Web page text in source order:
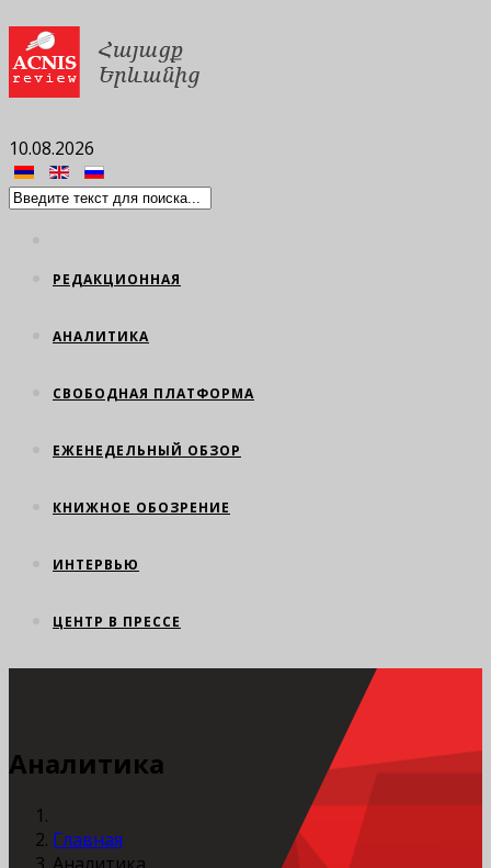
10.08.2026
РЕДАКЦИОННАЯ
АНАЛИТИКА
СВОБОДНАЯ ПЛАТФОРМА
ЕЖЕНЕДЕЛЬНЫЙ ОБЗОР
КНИЖНОЕ ОБОЗРЕНИЕ
ИНТЕРВЬЮ
ЦЕНТР В ПРЕССЕ
Аналитика
Главная